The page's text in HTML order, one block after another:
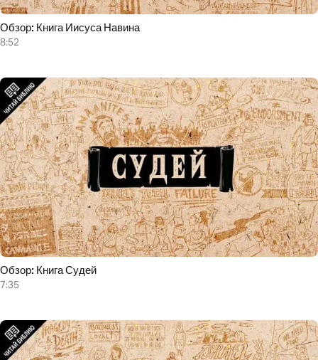
Обзор: Книга Иисуса Навина
8:52
Обзор: Книга Судей
7:35